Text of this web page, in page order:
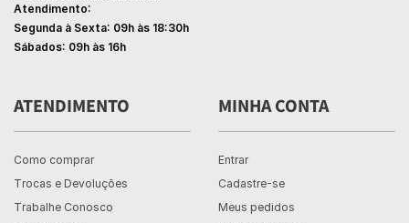
Atendimento:
Segunda à Sexta: 09h às 18:30h
Sábados: 09h às 16h
ATENDIMENTO
Como comprar
Trocas e Devoluções
Trabalhe Conosco
MINHA CONTA
Entrar
Cadastre-se
Meus pedidos